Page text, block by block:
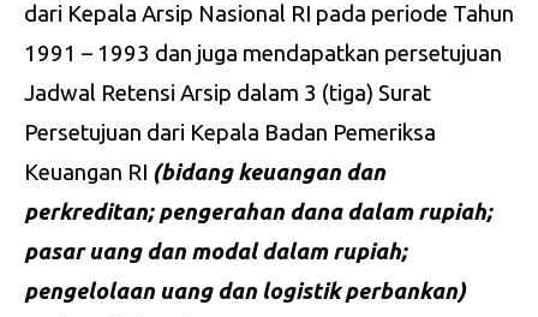
dari Kepala Arsip Nasional RI pada periode Tahun
1991 – 1993 dan juga mendapatkan persetujuan
Jadwal Retensi Arsip dalam 3 (tiga) Surat
Persetujuan dari Kepala Badan Pemeriksa
Keuangan RI (bidang keuangan dan
perkreditan; pengerahan dana dalam rupiah;
pasar uang dan modal dalam rupiah;
pengelolaan uang dan logistik perbankan)